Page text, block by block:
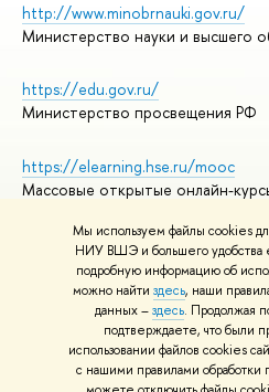
Мы используем файлы cookies
НИУ ВШЭ и большего удобства
подробную информацию об
можно найти здесь, наши
данных –здесь. Продолжая
подтверждаете, что были
использовании файлов cookies
с нашими правилами обработки
http://www.minobrnauki.gov.ru/
Министерство науки и высшего
https://edu.gov.ru/
Министерство просвещения РФ
https://elearning.hse.ru/mooc
Массовые открытые онлайн-
© НИУ ВШЭ 1993–2026
Адреса и
Условия использования материалов
Политика конфиденциальности
Правила применения
Карта сайта